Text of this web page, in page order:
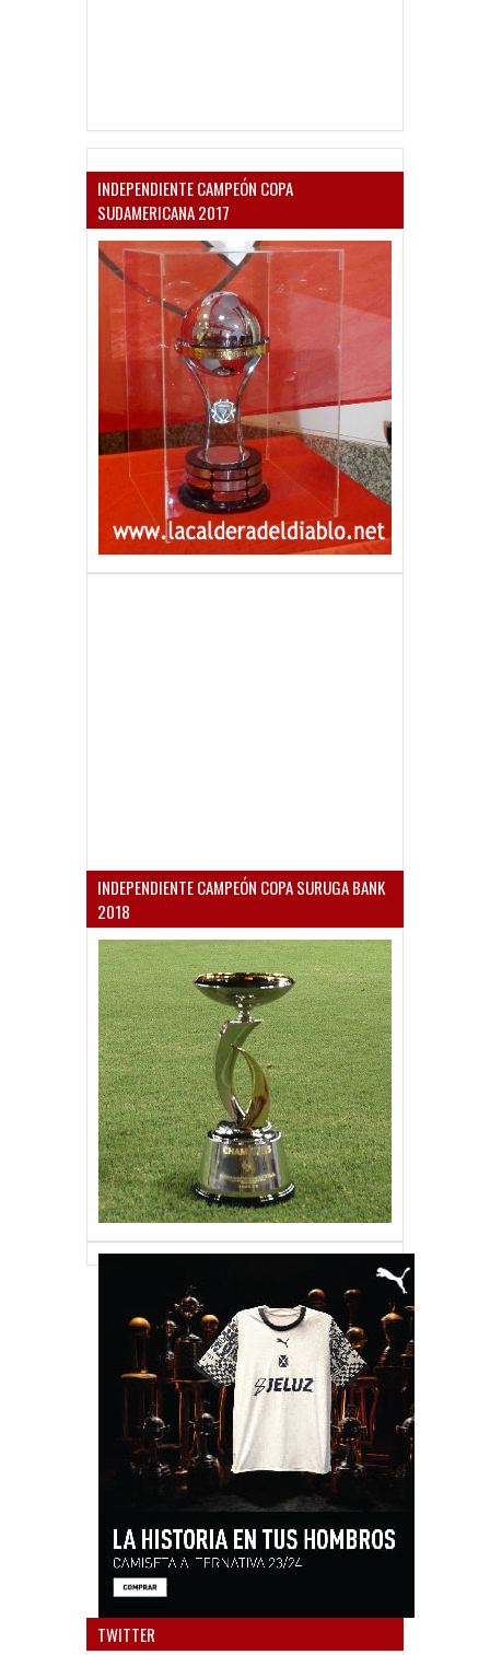
INDEPENDIENTE CAMPEÓN COPA
SUDAMERICANA 2017
INDEPENDIENTE CAMPEÓN COPA SURUGA BANK
2018
TWITTER